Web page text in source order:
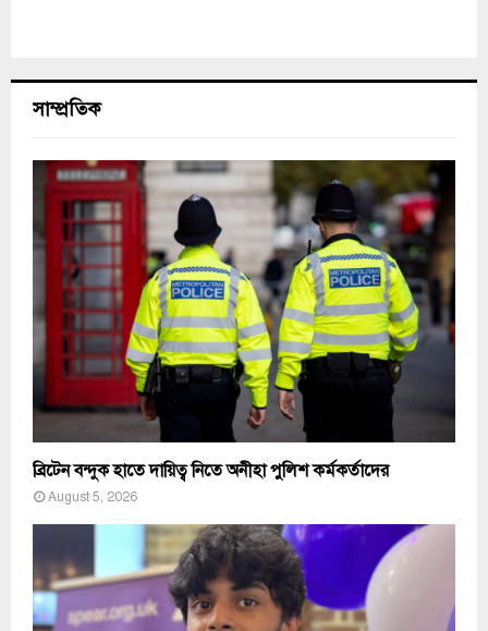
সাম্প্রতিক
ব্রিটেন বন্দুক হাতে দায়িত্ব নিতে অনীহা পুলিশ কর্মকর্তাদের
August 5, 2026